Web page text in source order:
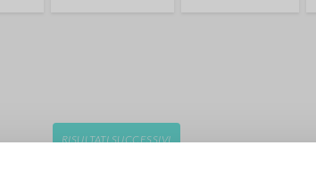
RISULTATI SUCCESSIVI